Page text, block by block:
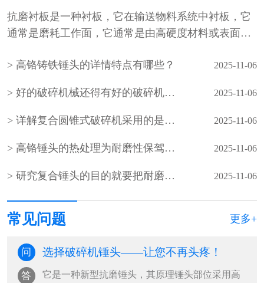
抗磨衬板是一种衬板，它在输送物料系统中衬板，它
通常是磨耗工作面，它通常是由高硬度材料或表面光
高铬铸铁锤头的详情特点有哪些？
2025-11-06
好的破碎机械还得有好的破碎机锤头配件来相配 2025-11-06
详解复合圆锥式破碎机采用的是什么破碎方法 2025-11-06
高铬锤头的热处理为耐磨性保驾护航​ 2025-11-06
研究复合锤头的目的就要把耐磨性发挥到圆满 2025-11-06
常见问题 更多+
问 选择破碎机锤头——让您不再头疼！
答
它是一种新型抗磨锤头，其原理锤头部位采用高